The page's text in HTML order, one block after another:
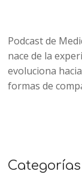
Podcast de
nace de la
evoluciona
formas de
Categorías